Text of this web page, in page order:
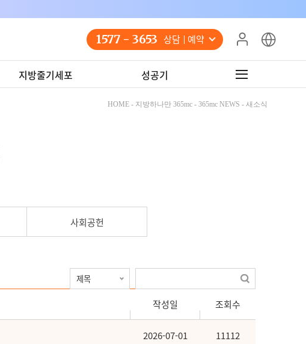
1577 - 3653 상담 예약
지방줄기세포 성공기
HOME - 지방하나만 365mc - 365mc NEWS - 새소식
사회공헌
작성일 조회수
2026-07-01 11112